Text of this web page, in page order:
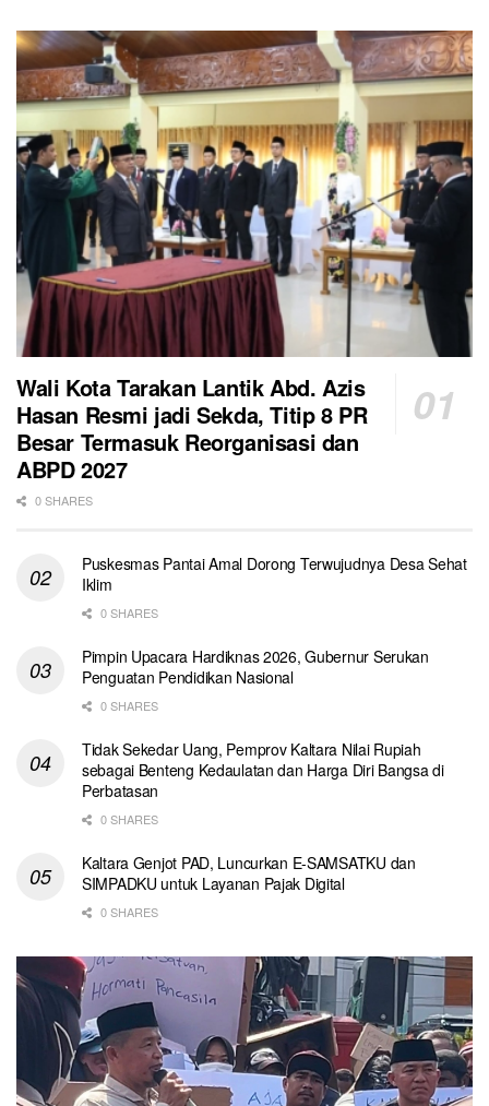
Wali Kota Tarakan Lantik Abd. Azis
Hasan Resmi jadi Sekda, Titip 8 PR
Besar Termasuk Reorganisasi dan
ABPD 2027
0 SHARES
Puskesmas Pantai Amal Dorong Terwujudnya Desa Sehat
Iklim
0 SHARES
Pimpin Upacara Hardiknas 2026, Gubernur Serukan
Penguatan Pendidikan Nasional
0 SHARES
Tidak Sekedar Uang, Pemprov Kaltara Nilai Rupiah
sebagai Benteng Kedaulatan dan Harga Diri Bangsa di
Perbatasan
0 SHARES
Kaltara Genjot PAD, Luncurkan E-SAMSATKU dan
SIMPADKU untuk Layanan Pajak Digital
0 SHARES